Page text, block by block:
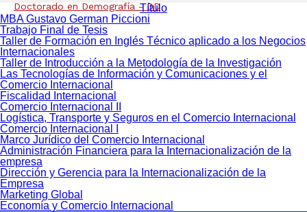
Doctorado en Demografía - DD
Título
MBA Gustavo German Piccioni
Trabajo Final de Tesis
Taller de Formación en Inglés Técnico aplicado a los Negocios
Internacionales
Taller de Introducción a la Metodología de la Investigación
Las Tecnologías de Información y Comunicaciones y el
Comercio Internacional
Fiscalidad Internacional
Comercio Internacional II
Logística, Transporte y Seguros en el Comercio Internacional
Comercio Internacional I
Marco Jurídico del Comercio Internacional
Administración Financiera para la Internacionalización de la
empresa
Dirección y Gerencia para la Internacionalización de la
Empresa
Marketing Global
Economía y Comercio Internacional